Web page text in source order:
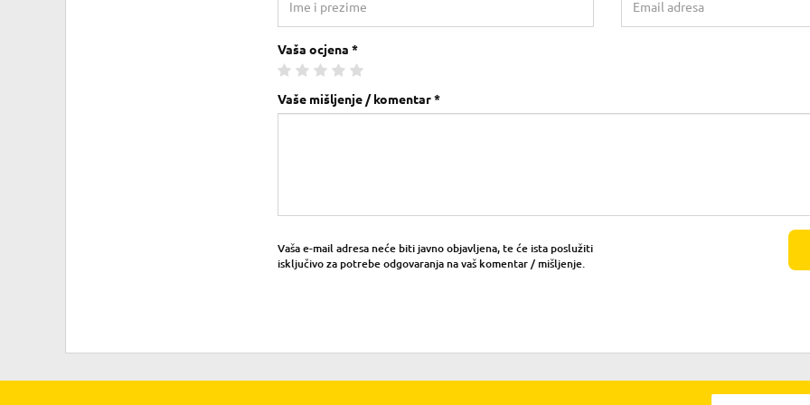
Vaša ocjena *
Vaše mišljenje / komentar *
Vaša e-mail adresa neće biti javno objavljena, te će ista poslužiti
isključivo za potrebe odgovaranja na vaš komentar / mišljenje.